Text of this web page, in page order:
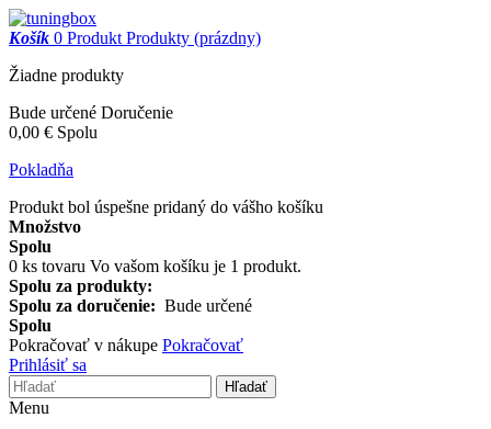
Košík 0 Produkt Produkty (prázdny)
Žiadne produkty
Bude určené Doručenie
0,00 € Spolu
Pokladňa
Produkt bol úspešne pridaný do vášho košíku
Množstvo
Spolu
0 ks tovaru Vo vašom košíku je 1 produkt.
Spolu za produkty:
Spolu za doručenie: Bude určené
Spolu
Pokračovať v nákupe Pokračovať
Prihlásiť sa
Hľadať
Menu